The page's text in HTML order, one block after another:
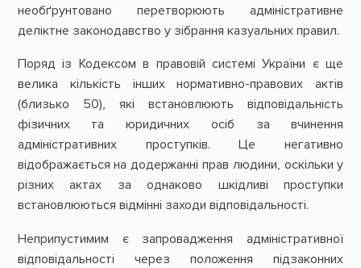
необґрунтовано перетворюють адміністративне
деліктне законодавство у зібрання казуальних правил.
Поряд із Кодексом в правовій системі України є ще
велика кількість інших нормативно-правових актів
(близько 50), які встановлюють відповідальність
фізичних та юридичних осіб за вчинення
адміністративних проступків. Це негативно
відображається на додержанні прав людини, оскільки у
різних актах за однаково шкідливі проступки
встановлюються відмінні заходи відповідальності.
Неприпустимим є запровадження адміністративної
відповідальності через положення підзаконних